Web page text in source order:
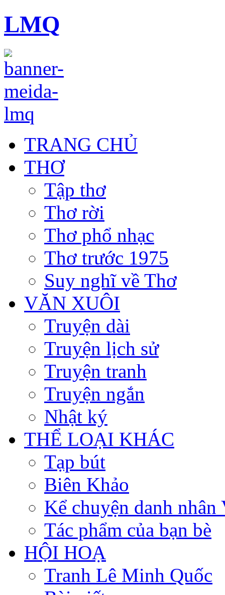
LMQ
TRANG CHỦ
THƠ
Tập thơ
Thơ rời
Thơ phổ nhạc
Thơ trước 1975
Suy nghĩ về Thơ
VĂN XUÔI
Truyện dài
Truyện lịch sử
Truyện tranh
Truyện ngắn
Nhật ký
THỂ LOẠI KHÁC
Tạp bút
Biên Khảo
Kể chuyện danh nhân
Tác phẩm của bạn bè
HỘI HOẠ
Tranh Lê Minh Quốc